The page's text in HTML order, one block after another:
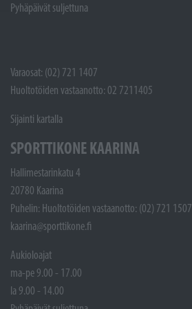
Pyhäpäivät suljettuna
Varaosat: (02) 721 1407
Huoltotöiden vastaanotto: 02 7211405
Sijainti kartalla
SPORTTIKONE KAARINA
Hallimestarinkatu 4
20780 Kaarina
Puhelin: Huoltotöiden vastaanotto: (02) 721 1507
kaarina@sporttikone.fi
Aukioloajat
ma-pe 9.00 - 17.00
la 9.00 - 14.00